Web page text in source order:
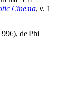
Cinema, v. 1
de Phil